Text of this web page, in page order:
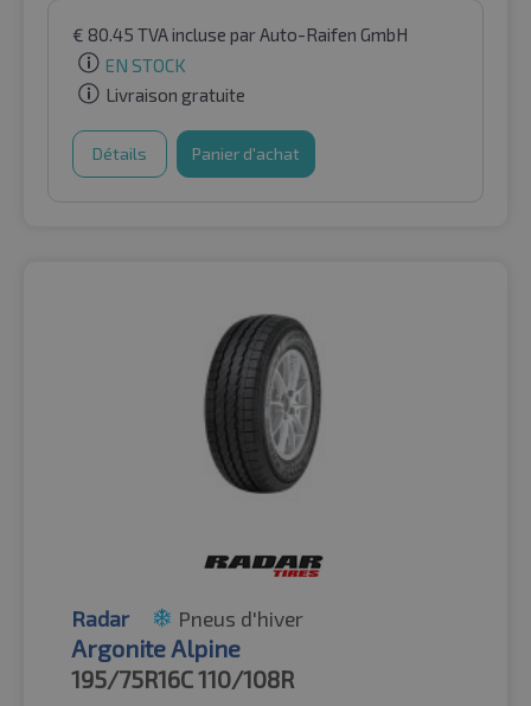
€ 80.45 TVA incluse par Auto-Raifen GmbH
EN STOCK
Livraison gratuite
Détails Panier d'achat
Radar Pneus d'hiver
Argonite Alpine
195/75R16C110/108R